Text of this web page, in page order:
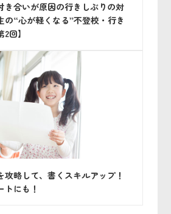
き合いが原因の行きしぶりの対
の“心が軽くなる”不登校・行き
回】
攻略して、書くスキルアップ！
トにも！